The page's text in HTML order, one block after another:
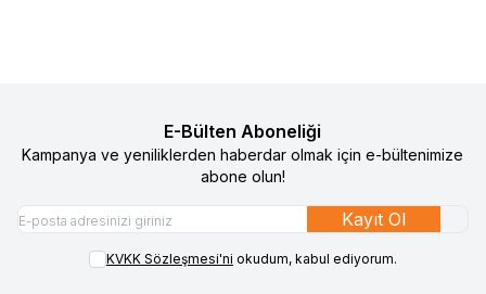
E-Bülten Aboneliği
Kampanya ve yeniliklerden haberdar olmak için e-bültenimize
abone olun!
Kayıt Ol
KVKK Sözleşmesi'ni okudum, kabul ediyorum.